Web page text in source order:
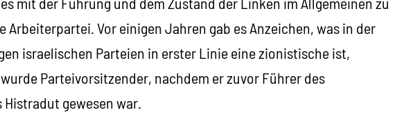
Arbeiterpartei. Vor einigen Jahren gab es Anzeichen, was in der
israelischen Parteien in erster Linie eine zionistische ist,
Parteivorsitzender, nachdem er zuvor Führer des
gewesen war.